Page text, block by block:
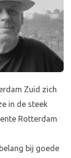
Zuid zich
in de steek
Rotterdam
bij goede